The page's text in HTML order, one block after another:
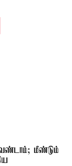
மீண்டும்